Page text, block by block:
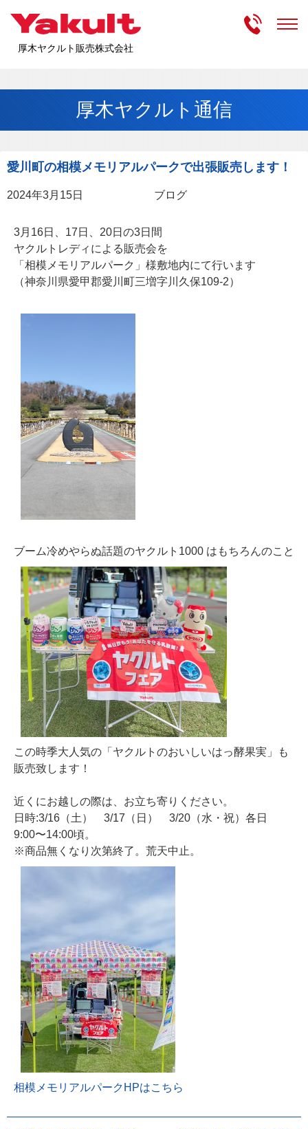
厚木ヤクルト販売株式会社
受付時
厚木ヤクルト通信
愛川町の相模メモリアルパークで出張販売します！
2024年3月15日 ブログ
3月16日、17日、20日の3日間
ヤクルトレディによる販売会を
「相模メモリアルパーク」様敷地内にて行います
（神奈川県愛甲郡愛川町三増字川久保109-2）
ブーム冷めやらぬ話題のヤクルト1000 はもちろんのこと
この時季大人気の「ヤクルトのおいしいはっ酵果実」も
販売致します！
近くにお越しの際は、お立ち寄りください。
日時:3/16（土） 3/17（日） 3/20（水・祝）各日
9:00〜14:00頃。
※商品無くなり次第終了。荒天中止。
相模メモリアルパークHPはこちら